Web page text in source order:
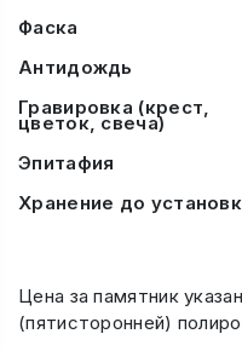
Фаска
Антидождь
Гравировка (крест,
цветок, свеча)
Эпитафия
Хранение до
Цена за памятник
(пятисторонней)